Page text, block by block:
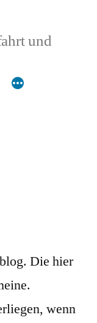
und
Die hier
wenn